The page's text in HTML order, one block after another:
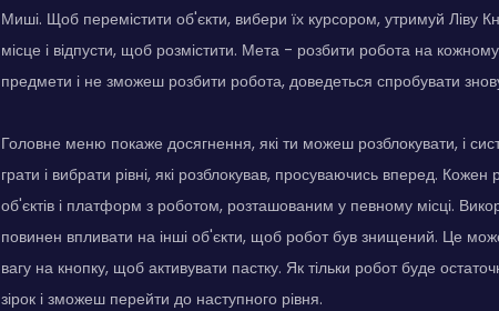
Миші. Щоб перемістити об'єкти, вибери їх курсором, утримуй Ліву
місце і відпусти, щоб розмістити. Мета - розбити робота на
предмети і не зможеш розбити робота, доведеться спробувати
Головне меню покаже досягнення, які ти можеш розблокувати, і
грати і вибрати рівні, які розблокував, просуваючись вперед.
об'єктів і платформ з роботом, розташованим у певному місці.
повинен впливати на інші об'єкти, щоб робот був знищений. Це
вагу на кнопку, щоб активувати пастку. Як тільки робот буде
зірок і зможеш перейти до наступного рівня.